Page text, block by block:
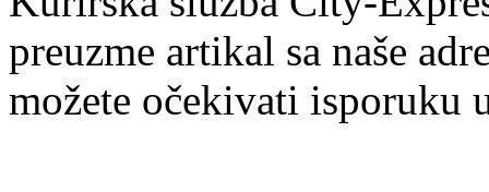
preuzme artikal sa naše
možete očekivati isporuku